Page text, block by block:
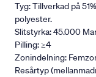
Tyg: Tillverkad på
polyester.
Slitstyrka: 45.000
Pilling: ≥4
Zonindelning:
Resårtyp